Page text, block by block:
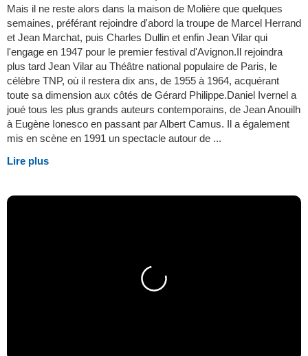
Mais il ne reste alors dans la maison de Molière que quelques
semaines, préférant rejoindre d'abord la troupe de Marcel Herrand
et Jean Marchat, puis Charles Dullin et enfin Jean Vilar qui
l'engage en 1947 pour le premier festival d'Avignon.Il rejoindra
plus tard Jean Vilar au Théâtre national populaire de Paris, le
célèbre TNP, où il restera dix ans, de 1955 à 1964, acquérant
toute sa dimension aux côtés de Gérard Philippe.Daniel Ivernel a
joué tous les plus grands auteurs contemporains, de Jean Anouilh
à Eugène Ionesco en passant par Albert Camus. Il a également
mis en scène en 1991 un spectacle autour de ...
Lire plus